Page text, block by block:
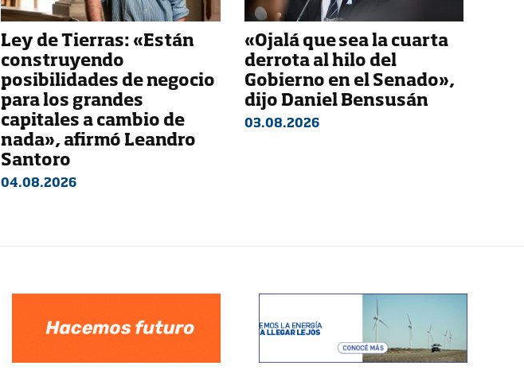
Ley de Tierras: «Están
construyendo
posibilidades de negocio
para los grandes
capitales a cambio de
nada», afirmó Leandro
Santoro
04.08.2026
«Ojalá que sea la cuarta
derrota al hilo del
Gobierno en el Senado»,
dijo Daniel Bensusán
03.08.2026